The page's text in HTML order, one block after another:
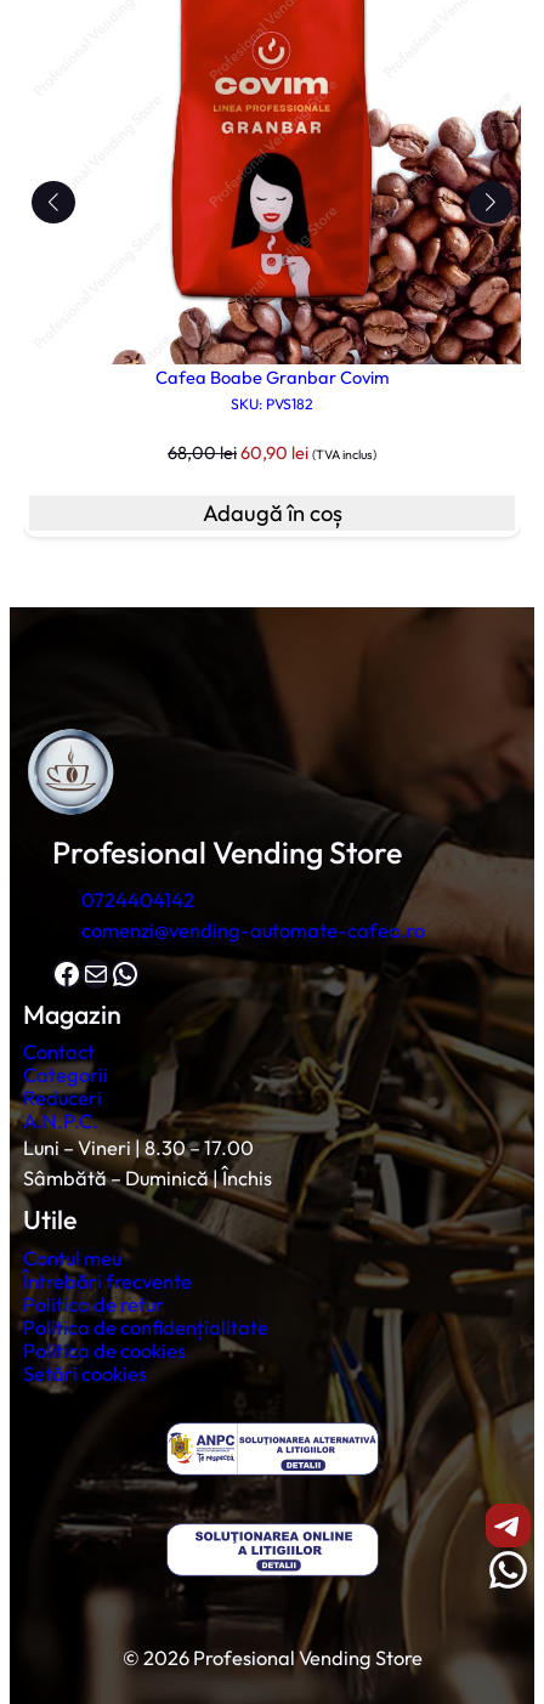
Cafea Boabe Granbar Covim
SKU: PVS182
68,00leiPrețul
a
60,90 leiPrețul
este:
(TVA inclus)
Adaugă în coș
Profesional Vending Store
0724404142
comenzi@vending-automate-cafea.ro
Facebook Mail WhatsApp
Magazin
Contact
Categorii
Reduceri
A.N.P.C.
Luni – Vineri | 8.30 – 17.00
Sâmbătă – Duminică | Închis
Utile
Contul meu
Întrebări frecvente
Politica de retur
Politica de confidențialitate
Politica de cookies
Setări cookies
© 2026 Profesional Vending Store